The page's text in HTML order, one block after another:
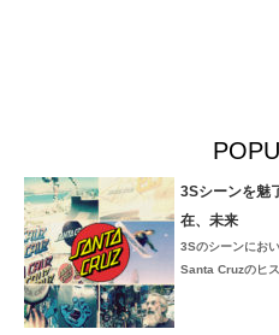
3Sシーンを魅
在、未来
3Sのシーンにお
Santa Cruzのヒス